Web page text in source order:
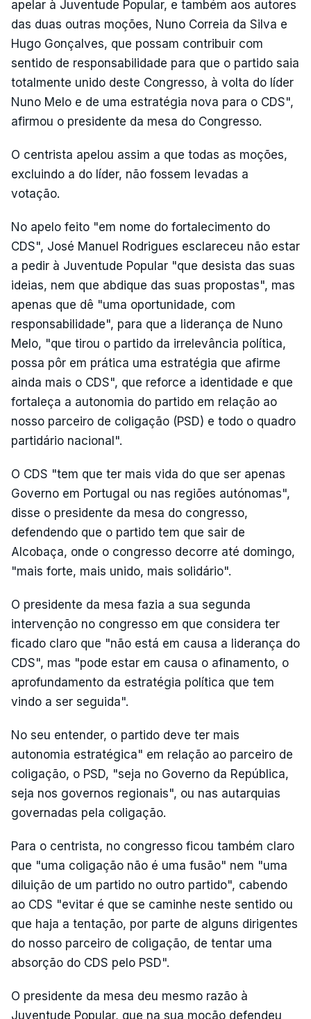
apelar à Juventude Popular, e também aos autores
das duas outras moções, Nuno Correia da Silva e
Hugo Gonçalves, que possam contribuir com
sentido de responsabilidade para que o partido saia
totalmente unido deste Congresso, à volta do líder
Nuno Melo e de uma estratégia nova para o CDS",
afirmou o presidente da mesa do Congresso.
O centrista apelou assim a que todas as moções,
excluindo a do líder, não fossem levadas a
votação.
No apelo feito "em nome do fortalecimento do
CDS", José Manuel Rodrigues esclareceu não estar
a pedir à Juventude Popular "que desista das suas
ideias, nem que abdique das suas propostas", mas
apenas que dê "uma oportunidade, com
responsabilidade", para que a liderança de Nuno
Melo, "que tirou o partido da irrelevância política,
possa pôr em prática uma estratégia que afirme
ainda mais o CDS", que reforce a identidade e que
fortaleça a autonomia do partido em relação ao
nosso parceiro de coligação (PSD) e todo o quadro
partidário nacional".
O CDS "tem que ter mais vida do que ser apenas
Governo em Portugal ou nas regiões autónomas",
disse o presidente da mesa do congresso,
defendendo que o partido tem que sair de
Alcobaça, onde o congresso decorre até domingo,
"mais forte, mais unido, mais solidário".
O presidente da mesa fazia a sua segunda
intervenção no congresso em que considera ter
ficado claro que "não está em causa a liderança do
CDS", mas "pode estar em causa o afinamento, o
aprofundamento da estratégia política que tem
vindo a ser seguida".
No seu entender, o partido deve ter mais
autonomia estratégica" em relação ao parceiro de
coligação, o PSD, "seja no Governo da República,
seja nos governos regionais", ou nas autarquias
governadas pela coligação.
Para o centrista, no congresso ficou também claro
que "uma coligação não é uma fusão" nem "uma
diluição de um partido no outro partido", cabendo
ao CDS "evitar é que se caminhe neste sentido ou
que haja a tentação, por parte de alguns dirigentes
do nosso parceiro de coligação, de tentar uma
absorção do CDS pelo PSD".
O presidente da mesa deu mesmo razão à
Juventude Popular, que na sua moção defendeu